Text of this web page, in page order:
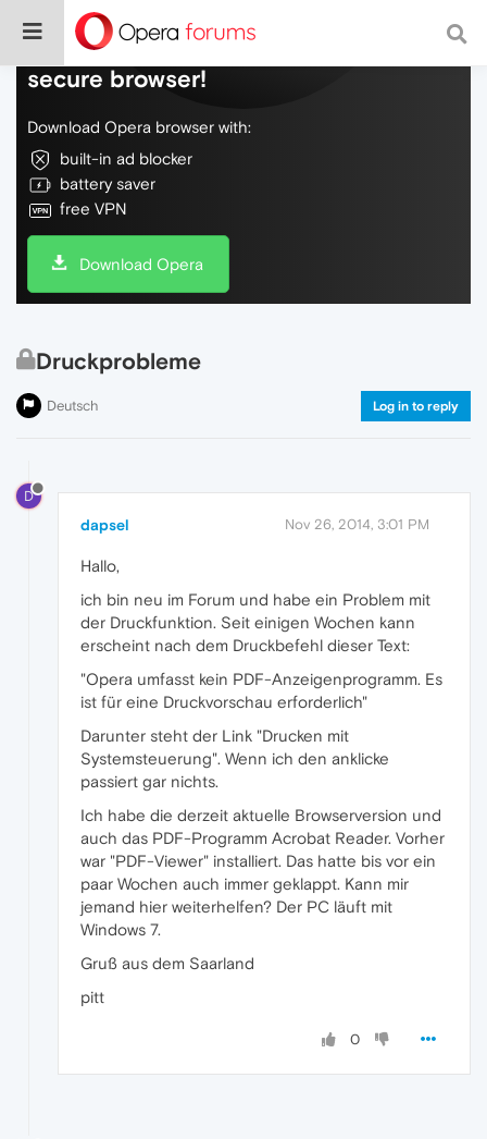
Do more on the web, with a fast and
secure browser!
Download Opera browser with:
built-in ad blocker
battery saver
free VPN
Download Opera
Druckprobleme
Deutsch Log in to reply
D
dapsel Nov 26, 2014, 3:01 PM
Hallo,
ich bin neu im Forum und habe ein Problem mit
der Druckfunktion. Seit einigen Wochen kann
erscheint nach dem Druckbefehl dieser Text:
"Opera umfasst kein PDF-Anzeigenprogramm. Es
ist für eine Druckvorschau erforderlich"
Darunter steht der Link "Drucken mit
Systemsteuerung". Wenn ich den anklicke
passiert gar nichts.
Ich habe die derzeit aktuelle Browserversion und
auch das PDF-Programm Acrobat Reader. Vorher
war "PDF-Viewer" installiert. Das hatte bis vor ein
paar Wochen auch immer geklappt. Kann mir
jemand hier weiterhelfen? Der PC läuft mit
Windows 7.
Gruß aus dem Saarland
pitt
0